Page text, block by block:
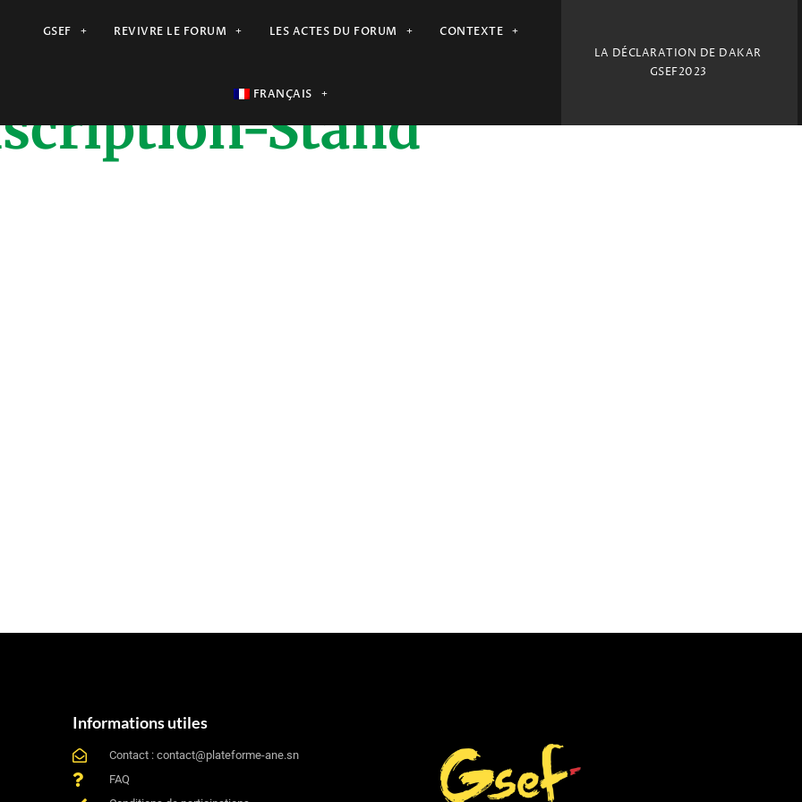
GSEF REVIVRE LE FORUM LES ACTES DU FORUM CONTEXTE
FRANÇAIS
LA DÉCLARATION DE DAKAR
GSEF2023
Stand
Informations utiles
Contact : contact@plateforme-ane.sn
FAQ